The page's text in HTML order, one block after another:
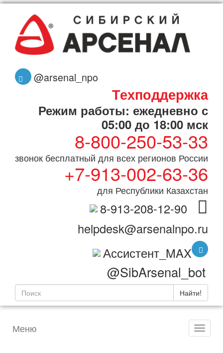
@arsenal_npo
Техподдержка
Режим работы: ежедневно с
05:00 до 18:00 мск
8-800-250-53-33
звонок бесплатный для всех регионов России
+7-913-002-63-36
для Республики Казахстан
8-913-208-12-90
helpdesk@arsenalnpo.ru
Ассистент_MAX
@SibArsenal_bot
Найти!
Меню